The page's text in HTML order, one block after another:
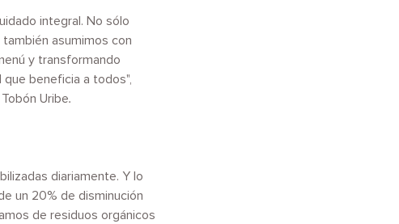
integral. No sólo
asumimos con
y transformando
beneficia a todos",
Uribe.
diariamente. Y lo
un 20% de disminución
de residuos orgánicos